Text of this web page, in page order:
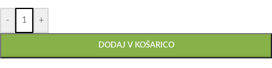
- +
DODAJ V KOŠARICO